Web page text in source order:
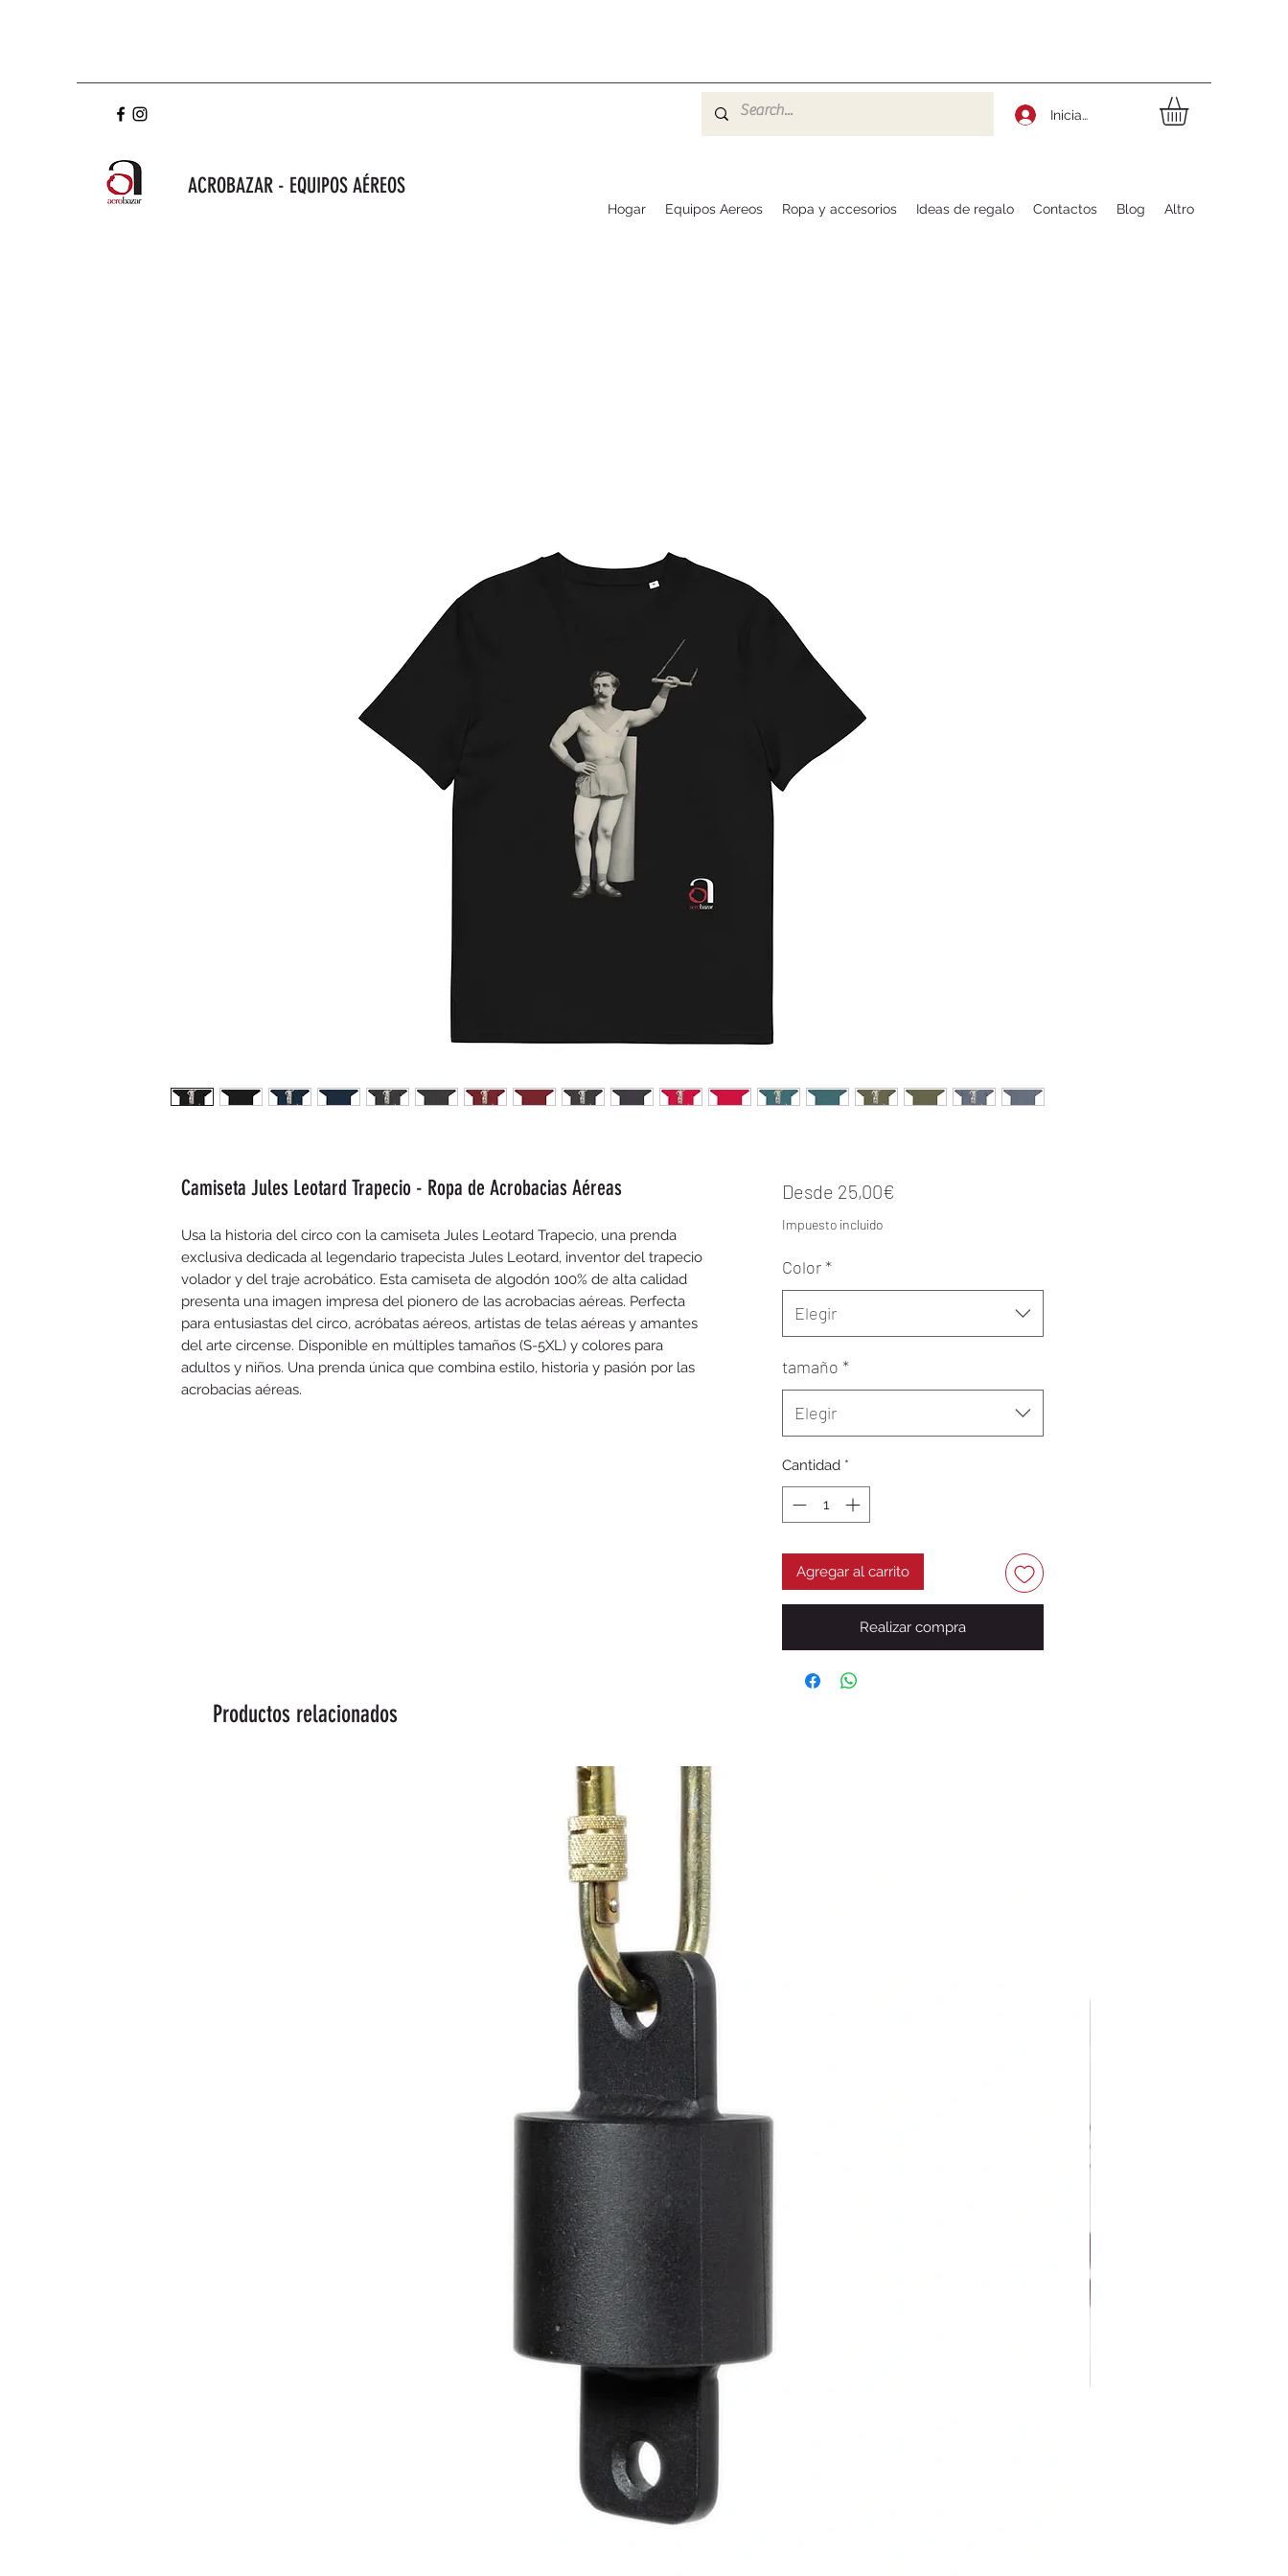
Iniciar sesión
ACROBAZAR - EQUIPOS AÉREOS
Hogar Equipos Aereos Ropa y accesorios Ideas de regalo Contactos Blog Altro
Camiseta Jules Leotard Trapecio - Ropa de Acrobacias Aéreas
Usa la historia del circo con la camiseta Jules Leotard Trapecio, una prenda
exclusiva dedicada al legendario trapecista Jules Leotard, inventor del trapecio
volador y del traje acrobático. Esta camiseta de algodón 100% de alta calidad
presenta una imagen impresa del pionero de las acrobacias aéreas. Perfecta
para entusiastas del circo, acróbatas aéreos, artistas de telas aéreas y amantes
del arte circense. Disponible en múltiples tamaños (S-5XL) y colores para
adultos y niños. Una prenda única que combina estilo, historia y pasión por las
acrobacias aéreas.
Desde 25,00€
Impuesto incluido
Color*
Elegir
tamaño *
Elegir
Cantidad *
Agregar al carrito
Realizar compra
Productos relacionados